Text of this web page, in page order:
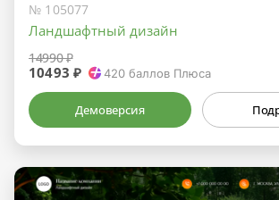
№ 105077
Ландшафтный дизайн
14990 ₽
10493 ₽ 420 баллов Плюса
Демоверсия